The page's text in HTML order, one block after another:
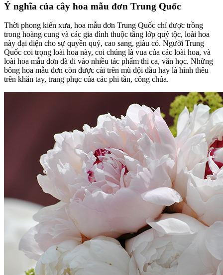
Ý nghĩa của cây hoa mẫu đơn Trung Quốc
Thời phong kiến xưa, hoa mẫu đơn Trung Quốc chỉ được trồng
trong hoàng cung và các gia đình thuộc tầng lớp quý tộc, loài hoa
này đại diện cho sự quyền quý, cao sang, giàu có. Người Trung
Quốc coi trọng loài hoa này, coi chúng là vua của các loài hoa, và
loài hoa mẫu đơn đã đi vào nhiều tác phẩm thi ca, văn học. Những
bông hoa mẫu đơn còn được cài trên mũ đội đầu hay là hình thêu
trên khăn tay, trang phục của các phi tần, công chúa.